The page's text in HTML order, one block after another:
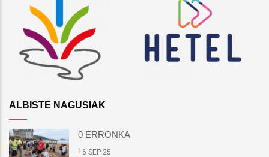
ALBISTE NAGUSIAK
0 ERRONKA
16 SEP 25